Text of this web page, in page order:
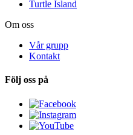
Turtle Island
Om oss
Vår grupp
Kontakt
Följ oss på